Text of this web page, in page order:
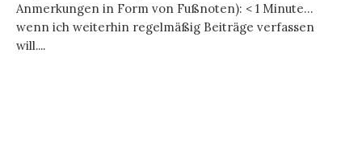
Anmerkungen in Form von Fußnoten): < 1 Minute…
wenn ich weiterhin regelmäßig Beiträge verfassen
will....